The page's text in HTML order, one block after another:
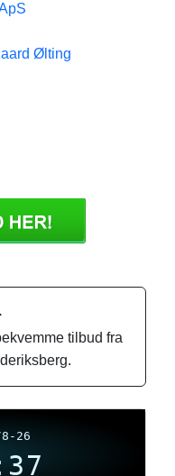
Ølting
tilbud fra
26